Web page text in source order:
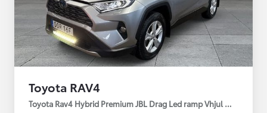
Toyota RAV4
Toyota Rav4 Hybrid Premium JBL Drag Led ramp Vhjul motorv